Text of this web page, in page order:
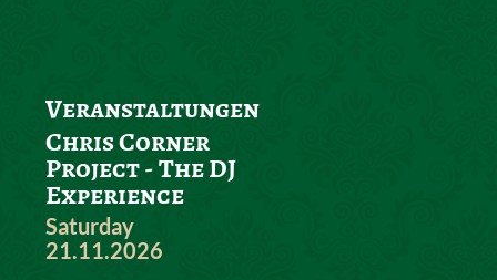
Veranstaltungen
Chris Corner
Project - The DJ
Experience
Saturday
21.11.2026